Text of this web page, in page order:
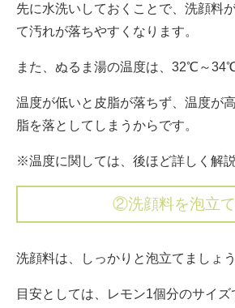
先に水洗いしておくことで、洗顔料
て汚れが落ちやすくなります。
また、ぬるま湯の温度は、32℃～
温度が低いと皮脂が落ちず、温度が
脂を落としてしまうからです。
※温度に関しては、後ほど詳しく解説
②洗顔料を泡立
洗顔料は、しっかりと泡立てましょう
目安としては、レモン1個分のサイズ